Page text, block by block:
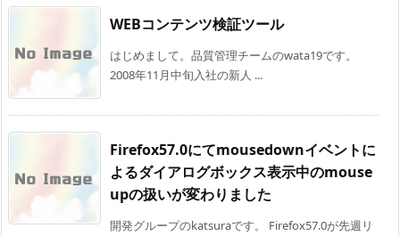
WEBコンテンツ検証ツール
はじめまして。品質管理チームのwata19です。
2008年11月中旬入社の新人 ...
Firefox57.0にてmousedownイベントに
よるダイアログボックス表示中のmouse
upの扱いが変わりました
開発グループのkatsuraです。 Firefox57.0が先週リ